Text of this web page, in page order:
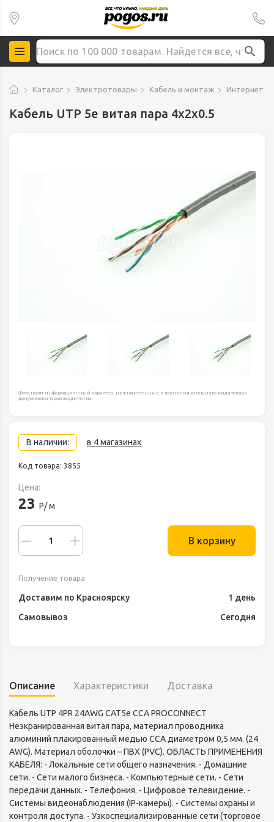
Каталог Электротовары Кабель и монтаж Интернет
Кабель UTP 5e витая пара 4х2х0.5
Фото носят информационный характер, незначительные изменения внешнего вида товара
допускаются производителем.
В наличии: в 4 магазинах
Код товара: 3855
Цена:
23 Р/ м
В корзину
Получение товара
Доставим по Красноярску
1 день
Самовывоз
Сегодня
Описание Характеристики Доставка
Кабель UTP 4PR 24AWG CAT5e CCA PROCONNECT
Неэкранированная витая пара, материал проводника
алюминий плакированный медью CCA диаметром 0,5 мм. (24
AWG). Материал оболочки – ПВХ (PVC). ОБЛАСТЬ ПРИМЕНЕНИЯ
КАБЕЛЯ: - Локальные сети общего назначения. - Домашние
сети. - Сети малого бизнеса. - Компьютерные сети. - Сети
передачи данных. - Телефония. - Цифровое телевидение. -
Системы видеонаблюдения (IP-камеры). - Системы охраны и
контроля доступа. - Узкоспециализированные сети (торговое